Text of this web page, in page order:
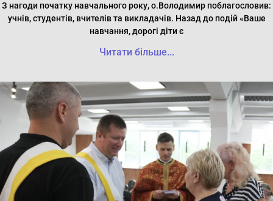
З нагоди початку навчального року, о.Володимир поблагословив:
учнів, студентів, вчителів та викладачів. Назад до подій «Ваше
навчання, дорогі діти є
Читати більше...